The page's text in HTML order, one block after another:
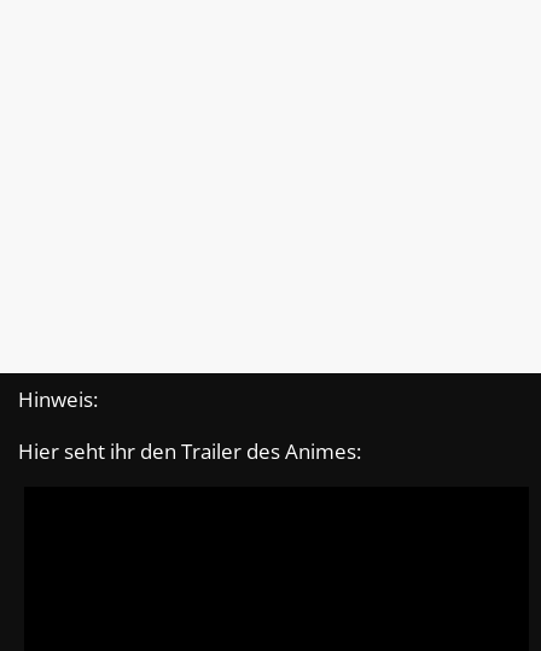
Hinweis:
Hier seht ihr den Trailer des Animes: